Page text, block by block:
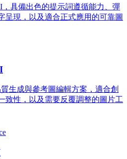
，具備出色的提示詞遵循能力、彈
呈現，以及適合正式應用的可靠圖
生成與參考圖編輯方案，適合創
致性，以及需要反覆調整的圖片工